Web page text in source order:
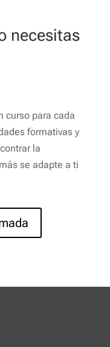
necesitas
curso para cada
formativas y
la
se adapte a ti